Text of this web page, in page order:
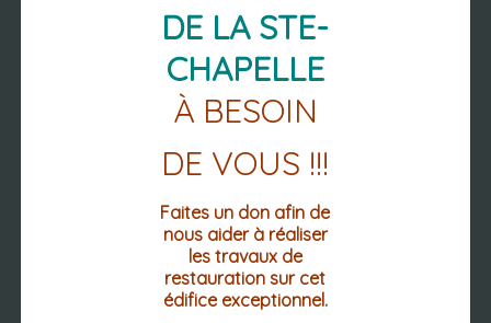
NOUS
RETROUVER
PLACE DE L'HOTEL DE VILLE
DE LA STE-
CHAPELLE
À BESOIN
DE VOUS !!!
Faites un don afin de
nous aider à réaliser
les travaux de
restauration sur cet
édifice exceptionnel.